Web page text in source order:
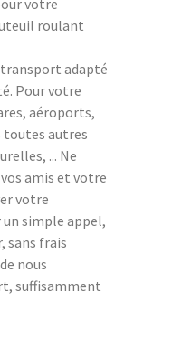
roulant
adapté
Pour votre
aéroports,
toutes autres
... Ne
amis et votre
votre
simple appel,
sans frais
nous
suffisamment